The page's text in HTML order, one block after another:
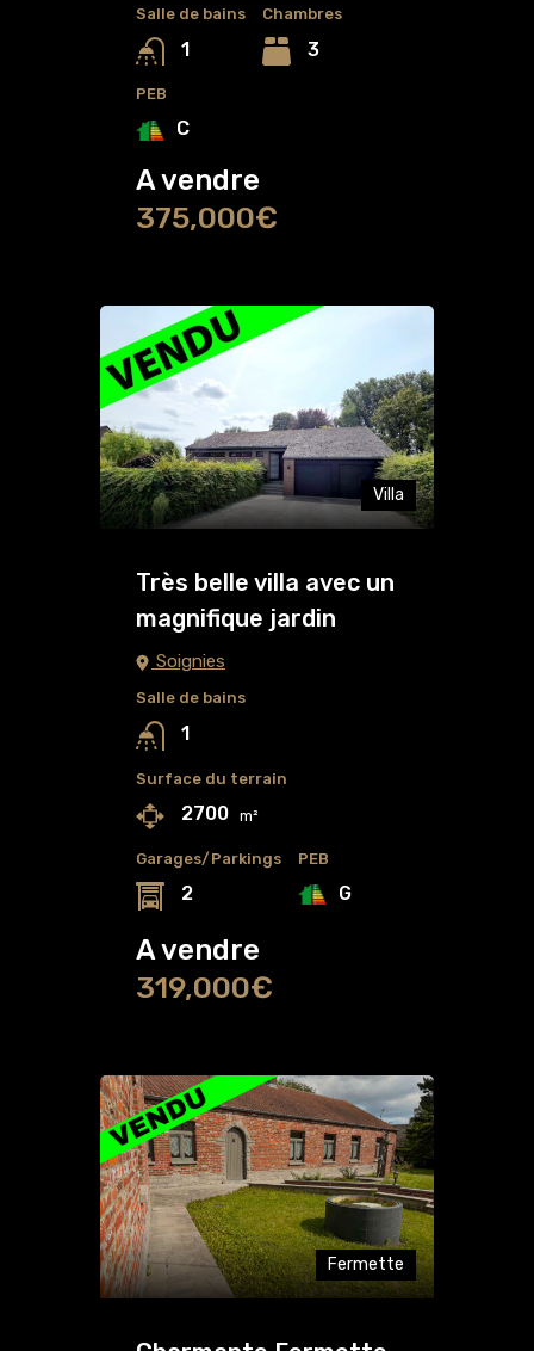
Salle de bains
1
Chambres
3
PEB
C
A vendre
375,000€
Villa
Très belle villa avec un
magnifique jardin
Soignies
Salle de bains
1
Surface du terrain
2700 m²
Garages/Parkings
2
PEB
G
A vendre
319,000€
Fermette